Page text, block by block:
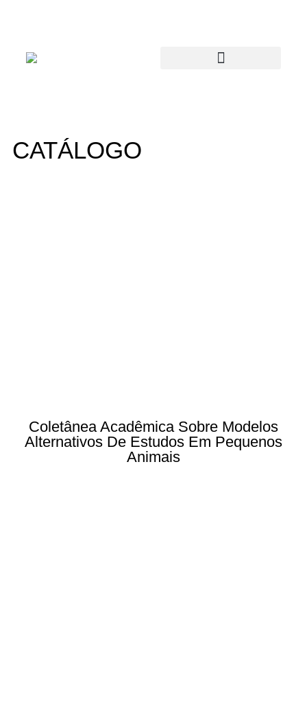
CATÁLOGO
Coletânea Acadêmica Sobre Modelos
Alternativos De Estudos Em Pequenos
Animais